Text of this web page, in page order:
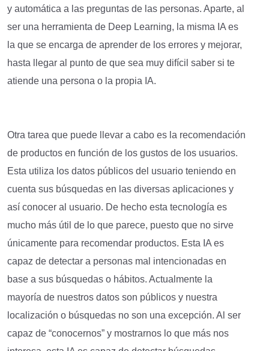
y automática a las preguntas de las personas. Aparte, al
ser una herramienta de Deep Learning, la misma IA es
la que se encarga de aprender de los errores y mejorar,
hasta llegar al punto de que sea muy difícil saber si te
atiende una persona o la propia IA.
Otra tarea que puede llevar a cabo es la recomendación
de productos en función de los gustos de los usuarios.
Esta utiliza los datos públicos del usuario teniendo en
cuenta sus búsquedas en las diversas aplicaciones y
así conocer al usuario. De hecho esta tecnología es
mucho más útil de lo que parece, puesto que no sirve
únicamente para recomendar productos. Esta IA es
capaz de detectar a personas mal intencionadas en
base a sus búsquedas o hábitos. Actualmente la
mayoría de nuestros datos son públicos y nuestra
localización o búsquedas no son una excepción. Al ser
capaz de “conocernos” y mostrarnos lo que más nos